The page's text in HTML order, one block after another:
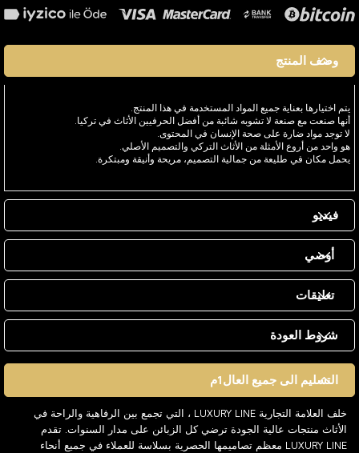
وصف المنتج
يتم اختيارها بعناية جميع المواد المستخدمة في هذا المنتج.
أنها صنعت مع صنعة لا تشوبه شائبة من أفضل الحرفيين الأثاث في تركيا.
لا توجد مواد ضارة على صحة الإنسان في المحتوى.
هو واحد من أروع الأمثلة من الأثاث التركي والتصميم الأصلي.
يحمل مكان في طليعة من جمالية التصميم، مريحة وأنيقة ومبتكرة.
فيديو
أوصي
تعليقات
شروط العودة
التسليم الى جميع العال1م
خلف العلامة التجارية LUXURY LINE ، التي تجمع بين الرفاهية والراحة في
الأثاث منتجات عالية الجودة ترضي كل الزبائن على مدار السنوات. تقدم
LUXURY LINE معظم تصاميمها الحصرية بسلاسة للعملاء في جميع أنحاء